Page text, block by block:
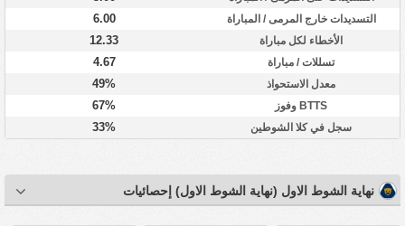
التسديدات خارج المرمى / المباراة 6.00
الأخطاء لكل مباراة 12.33
تسللات / مباراة 4.67
معدل الاستحواذ 49%
BTTS وفوز 67%
سجل في كلا الشوطين 33%
نهاية الشوط الاول (نهاية الشوط الاول) إحصائيات